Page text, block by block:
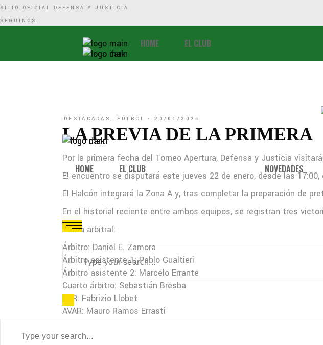
SITIO OFICIAL DEFENSA Y JUSTICIA
SEGUINOS:
Instagram
TikTok
HOME EL CLUB
HOME EL CLUB NOVEDADES
DESTACADAS, FÚTBOL 20/01/2026
LA PREVIA DE LA PRIMERA
Por la primera fecha del Torneo Apertura, Defensa y Justicia
El encuentro se disputará este jueves 22 de enero, desde las
El Halcón integrará la Zona A y, tras completar la preparación de
En el historial reciente entre ambos equipos, se registran tres
Terna arbitral:
Árbitro: Daniel E. Zamora
Árbitro asistente 1: Pablo Gualtieri
Árbitro asistente 2: Marcelo Errante
Cuarto árbitro: Sebastián Bresba
VAR: Fabrizio Llobet
AVAR: Mauro Ramos Errasti